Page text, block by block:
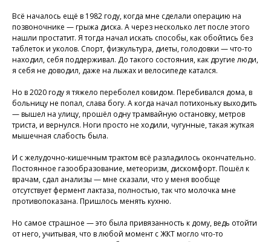
Всё началось ещё в 1982 году, когда мне сделали операцию на
позвоночнике — грыжа диска. А через несколько лет после этого
нашли простатит. Я тогда начал искать способы, как обойтись без
таблеток и уколов. Спорт, физкультура, диеты, голодовки — что-то
находил, себя поддерживал. До такого состояния, как другие люди,
я себя не доводил, даже на лыжах и велосипеде катался.
Но в 2020 году я тяжело переболел ковидом. Перебивался дома, в
больницу не попал, слава богу. А когда начал потихоньку выходить
— вышел на улицу, прошёл одну трамвайную остановку, метров
триста, и вернулся. Ноги просто не ходили, чугунные, такая жуткая
мышечная слабость была.
И с желудочно-кишечным трактом всё разладилось окончательно.
Постоянное газообразование, метеоризм, дискомфорт. Пошёл к
врачам, сдал анализы — мне сказали, что у меня вообще
отсутствует фермент лактаза, полностью, так что молочка мне
противопоказана. Пришлось менять кухню.
Но самое страшное — это была привязанность к дому, ведь отойти
от него, учитывая, что в любой момент с ЖКТ могло что-то